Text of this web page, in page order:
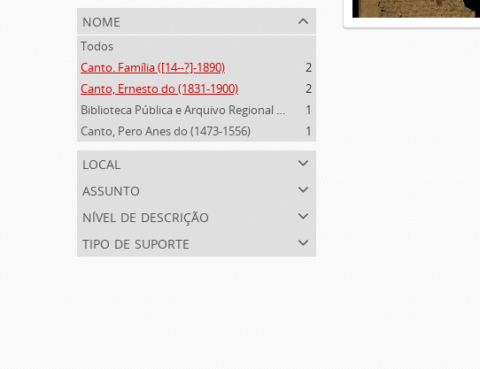
nome
Todos
Canto. Família ([14--?]-1890)
2
Canto, Ernesto do (1831-1900)
2
Biblioteca Pública e Arquivo Regional de Ponta Delgada (1841- )
1
Canto, Pero Anes do (1473-1556)
1
local
assunto
nível de descrição
tipo de suporte